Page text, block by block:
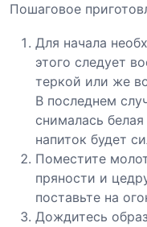
Пошаговое
Для начала
этого следует
теркой или же
В последнем
снималась
напиток будет
Поместите
пряности и
поставьте на
Дождитесь